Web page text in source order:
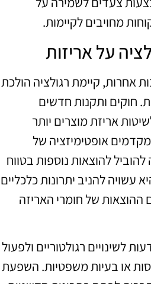
מחויבים לקיימות.
על אריזות
אחרות, קיימת רגולציה הולכת
חוקים ותקנות חדשים
אריזת מוצרים יותר
אופטימיזציה של
להוביל להוצאות נוספות בטווח
עשויה להניב יתרונות כלכליים
ההוצאות של חומרי האריזה
לשינויים רגולטוריים ולפעול
או בעיות משפטיות. השפעת